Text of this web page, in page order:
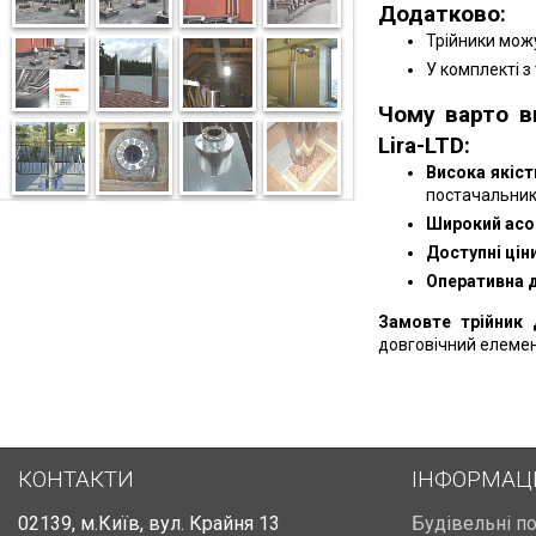
Додатково:
Трійники
У комплекті
Чому варто
Lira-LTD:
Висока
Широкий
Доступні
Оперативна
Замовте
довговічний
КОНТАКТИ
02139, м.Київ, вул. Крайня 13 Будівельні